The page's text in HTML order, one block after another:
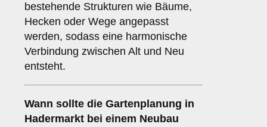
bestehende Strukturen wie Bäume,
Hecken oder Wege angepasst
werden, sodass eine harmonische
Verbindung zwischen Alt und Neu
entsteht.
Wann sollte die Gartenplanung in
Hadermarkt bei einem Neubau